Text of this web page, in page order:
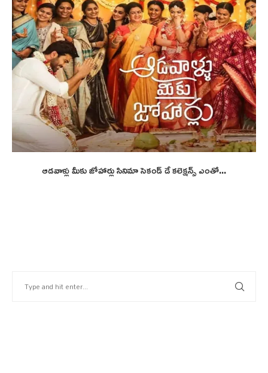
ఆడవాళ్లు మీకు జోహార్లు సినిమా సెకండ్ డే కలెక్షన్స్ ఎంతో...